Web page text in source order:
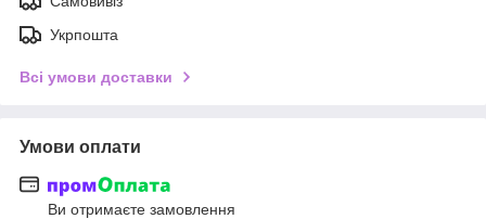
Укрпошта
Всі умови доставки
Умови оплати
Ви отримаєте замовлення